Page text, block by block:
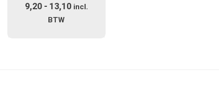
optie
kan
5.00
uit 5
9,20 - 13,10Prijsklasse:
incl.
BTW